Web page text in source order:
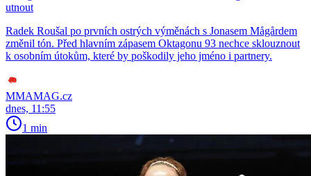
utnout
Radek Roušal po prvních ostrých výměnách s Jonasem Mågårdem
změnil tón. Před hlavním zápasem Oktagonu 93 nechce sklouznout
k osobním útokům, které by poškodily jeho jméno i partnery.
MMAMAG.cz
dnes, 11:55
1 min